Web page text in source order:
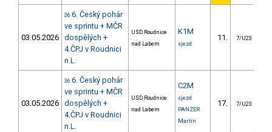
03.05.2026
36 6. Český pohár
ve sprintu + MČR
dospělých +
4.ČPJ v Roudnici
n.L.
USD Roudnice
nad Labem
K1M
sjezd
11. 7/U23
03.05.2026
36 6. Český pohár
ve sprintu + MČR
dospělých +
4.ČPJ v Roudnici
n.L.
USD Roudnice
nad Labem
C2M
sjezd
PANZER
Martin
17. 7/U23